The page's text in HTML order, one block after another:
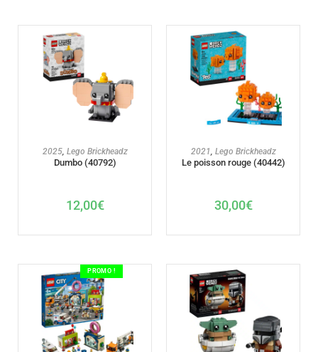
AJOUTER AU PANIER
2025, Lego Brickheadz
Dumbo (40792)
12,00€
AJOUTER AU PANIER
2021 Lego Brickheadz
Le poisson rouge (40442)
30,00€
PROMO !